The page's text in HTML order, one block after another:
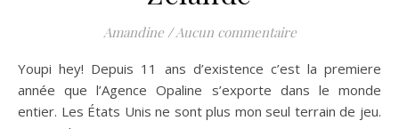
Amandine /Aucun commentaire
Youpi hey! Depuis 11 ans d’existence c’est la premiere
année que l’Agence Opaline s’exporte dans le monde
entier. Les États Unis ne sont plus mon seul terrain de jeu.